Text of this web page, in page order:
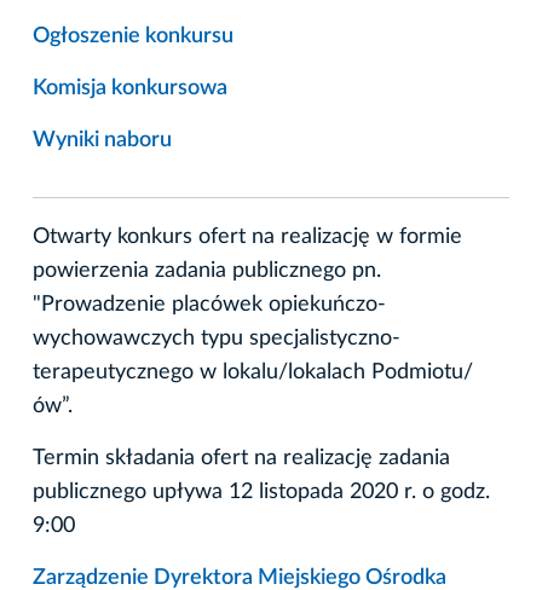
Ogłoszenie konkursu
Komisja konkursowa
Wyniki naboru
Otwarty konkurs ofert na realizację w formie
powierzenia zadania publicznego pn.
"Prowadzenie placówek opiekuńczo-
wychowawczych typu specjalistyczno-
terapeutycznego w lokalu/lokalach Podmiotu/
ów”.
Termin składania ofert na realizację zadania
publicznego upływa 12 listopada 2020 r. o godz.
9:00
Zarządzenie Dyrektora Miejskiego Ośrodka